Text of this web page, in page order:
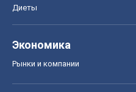
Диеты
Экономика
Рынки и компании